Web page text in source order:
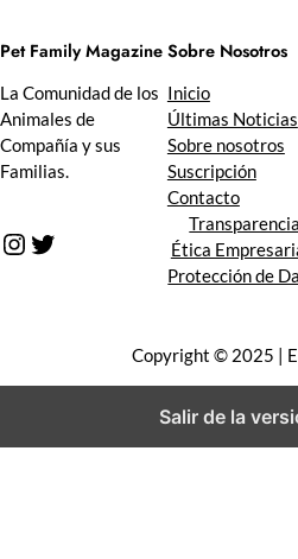
Pet Family Magazine
La Comunidad de los
Animales de
Compañía y sus
Familias.
Instagram Twitter
Sobre Nosotros
Inicio
Últimas Noticias
Sobre nosotros
Suscripción
Contacto
Ética
Protección de
Copyright © 2025 |
Salir de la